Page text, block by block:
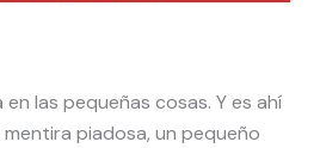
las pequeñas cosas. Y es ahí
piadosa, un pequeño